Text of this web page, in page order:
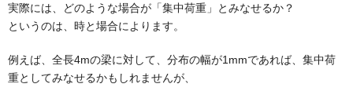
実際には、どのような場合が「集中荷重」とみなせるか？
というのは、時と場合によります。
例えば、全長4mの梁に対して、分布の幅が1mmであれば、集中荷
重としてみなせるかもしれませんが、